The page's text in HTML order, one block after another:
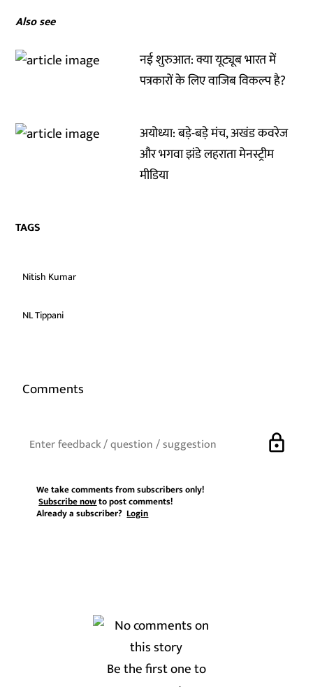
Also see
नई शुरुआत: क्या यूट्यूब भारत में
पत्रकारों के लिए वाजिब विकल्प है?
अयोध्या: बड़े-बड़े मंच, अखंड कवरेज
और भगवा झंडे लहराता मेनस्ट्रीम
मीडिया
TAGS
Nitish Kumar
NL Tippani
Comments
lock
We take comments from subscribers only!
Subscribe nowto post comments!
Already a subscriber?Login
Be the first one to